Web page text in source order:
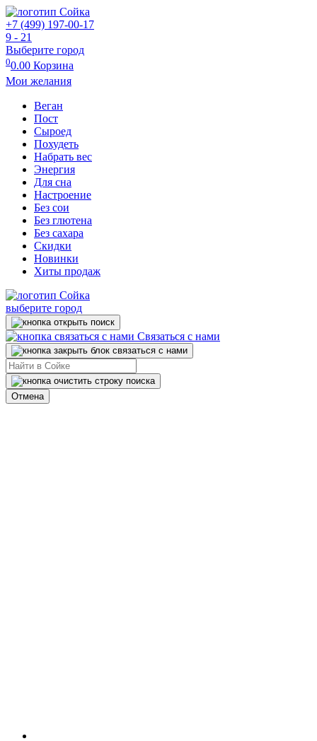
+7 (499) 197-00-17
9 - 21
Выберите город
00.00 Корзина
Мои желания
Веган
Пост
Сыроед
Похудеть
Набрать вес
Энергия
Для сна
Настроение
Без сои
Без глютена
Без сахара
Скидки
Новинки
Хиты продаж
выберите город
Связаться с нами
Отмена